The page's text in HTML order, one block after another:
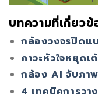
บทความที่เกี่ยวข้
กล้องวงจรปิดแ
ภาวะหัวใจหยุด
กล้อง AI จับภา
4 เทคนิคการวา